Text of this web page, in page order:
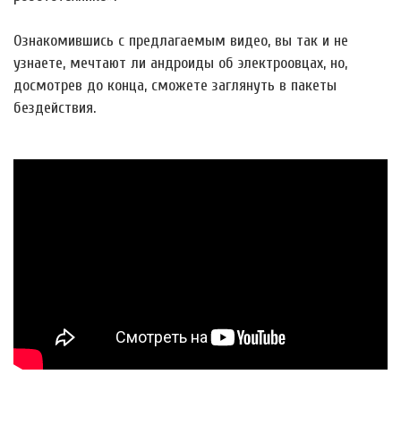
Ознакомившись с предлагаемым видео, вы так и не
узнаете, мечтают ли андроиды об электроовцах, но,
досмотрев до конца, сможете заглянуть в пакеты
бездействия.